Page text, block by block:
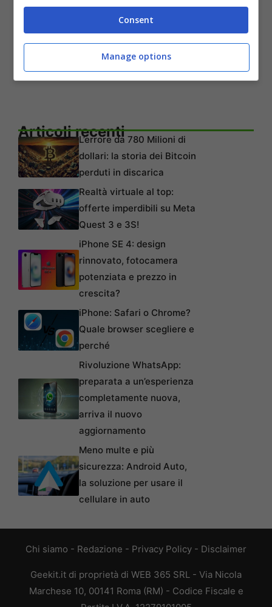
una serie di incursioni nelle case di sospetti
membri di Anonymous all’inizio di luglio. Tre
persone sono state arrestate in seguito a
questo mandato.
Articoli recentiL’errore da 780 Milioni di
dollari: la storia dei Bitcoin
perduti in discarica
Realtà virtuale al top:
offerte imperdibili su Meta
Quest 3 e 3S!
iPhone SE 4: design
rinnovato, fotocamera
potenziata e prezzo in
crescita?
iPhone: Safari o Chrome?
Quale browser scegliere e
perché
Rivoluzione WhatsApp:
preparata a un’esperienza
completamente nuova,
arriva il nuovo
aggiornamento
Meno multe e più
sicurezza: Android Auto,
la soluzione per usare il
cellulare in auto
Chi siamo - Redazione - Privacy Policy - Disclaimer
Geekit.it di proprietà di WEB 365 SRL - Via Nicola
Marchese 10, 00141 Roma (RM) - Codice Fiscale e
Consent
Manage options